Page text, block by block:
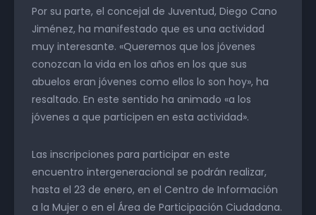
Por su parte, el concejal de Juventud, Diego Cano
Jiménez, ha manifestado que es una actividad
muy interesante. «Queremos que los jóvenes
conozcan la vida en los años en los que sus
abuelos eran jóvenes como ellos lo son hoy», ha
resaltado. En este sentido ha animado «a los
jóvenes a que participen en esta actividad».
Las inscripciones para participar en este
encuentro intergeneracional se podrán realizar,
hasta el 23 de enero, en el Centro de Información
a la Mujer o en el Área de Participación Ciudadana.